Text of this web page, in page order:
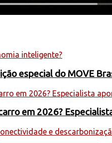
especial do MOVE
em 2026?